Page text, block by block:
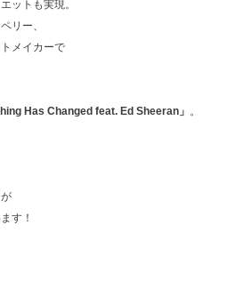
ットも実現。
リー、
メイカーで
Has Changed feat. Ed Sheeran」 。
す！